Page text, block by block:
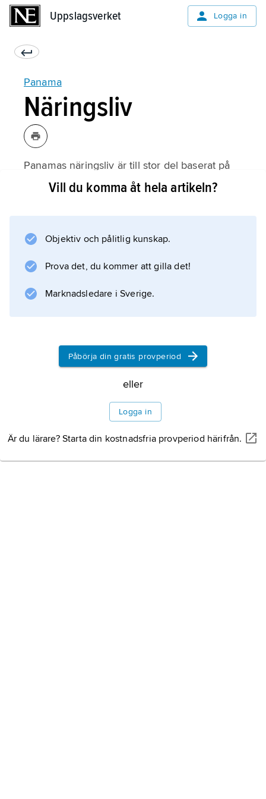
Uppslagsverket Logga in
Panama
Näringsliv
Panamas näringsliv är till stor del baserat på
service och handel, direkt eller indirekt knutet
Frizonen i Colón, som etablerades i början av
1950-talet, är världens näst största efter
Jordbruk
Industri
Utrikeshandel
Information om artikeln
Vill du komma åt hela artikeln?
Objektiv och pålitlig kunskap.
Prova det, du kommer att gilla det!
Marknadsledare i Sverige.
Påbörja din gratis provperiod
eller
Logga in
Är du lärare? Starta din kostnadsfria provperiod härifrån.